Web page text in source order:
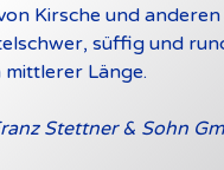
Kirsche und
süffig und
Länge.
Stettner & Sohn